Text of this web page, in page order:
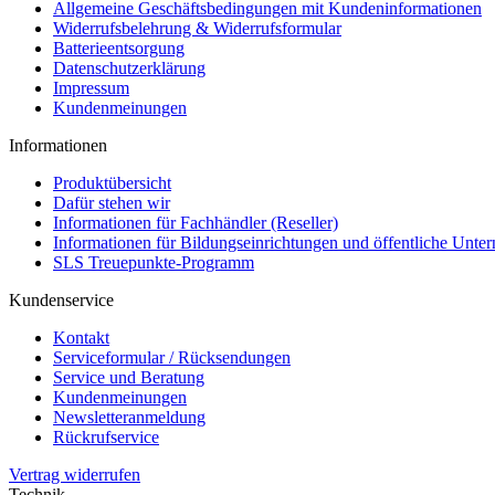
Allgemeine Geschäftsbedingungen mit Kundeninformationen
Widerrufsbelehrung & Widerrufsformular
Batterieentsorgung
Datenschutzerklärung
Impressum
Kundenmeinungen
Informationen
Produktübersicht
Dafür stehen wir
Informationen für Fachhändler (Reseller)
Informationen für Bildungseinrichtungen und öffentliche
SLS Treuepunkte-Programm
Kundenservice
Kontakt
Serviceformular / Rücksendungen
Service und Beratung
Kundenmeinungen
Newsletteranmeldung
Rückrufservice
Vertrag widerrufen